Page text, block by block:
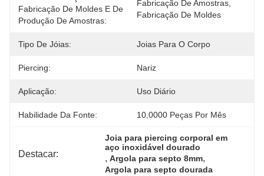
Fabricação De Moldes E De
Produção De Amostras:
Fabricação De Amostras,
Fabricação De Moldes
Tipo De Jóias: Joias Para O Corpo
Piercing: Nariz
Aplicação: Uso Diário
Habilidade Da Fonte: 10,0000 Peças Por Mês
Destacar:
Joia para piercing corporal em
aço inoxidável dourado
, Argola para septo 8mm,
Argola para septo dourada